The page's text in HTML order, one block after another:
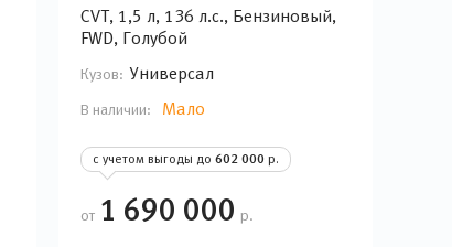
CVT, 1,5 л, 136 л.с., Бензиновый,
FWD, Голубой
Кузов: Универсал
В наличии: Мало
с учетом выгоды до 602 000 р.
от 1 690 000 р.